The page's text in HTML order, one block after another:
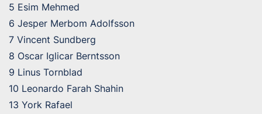
5 Esim Mehmed
6 Jesper Merbom Adolfsson
7 Vincent Sundberg
8 Oscar Iglicar Berntsson
9 Linus Tornblad
10 Leonardo Farah Shahin
13 York Rafael